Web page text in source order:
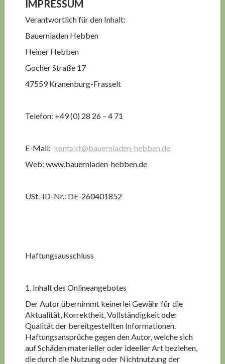
IMPRESSUM
Verantwortlich für den Inhalt:
Bauernladen Hebben
Heiner Hebben
Gocher Straße 17
47559 Kranenburg-Frasselt
Telefon: +49 (0) 28 26 – 4 71
E-Mail: kontakt@bauernladen-hebben.de
Web: www.bauernladen-hebben.de
USt.-ID-Nr.: DE-260401852
Haftungsausschluss
1. Inhalt des Onlineangebotes
Der Autor übernimmt keinerlei Gewähr für die
Aktualität, Korrektheit, Vollständigkeit oder
Qualität der bereitgestellten Informationen.
Haftungsansprüche gegen den Autor, welche sich
auf Schäden materieller oder ideeller Art beziehen,
die durch die Nutzung oder Nichtnutzung der